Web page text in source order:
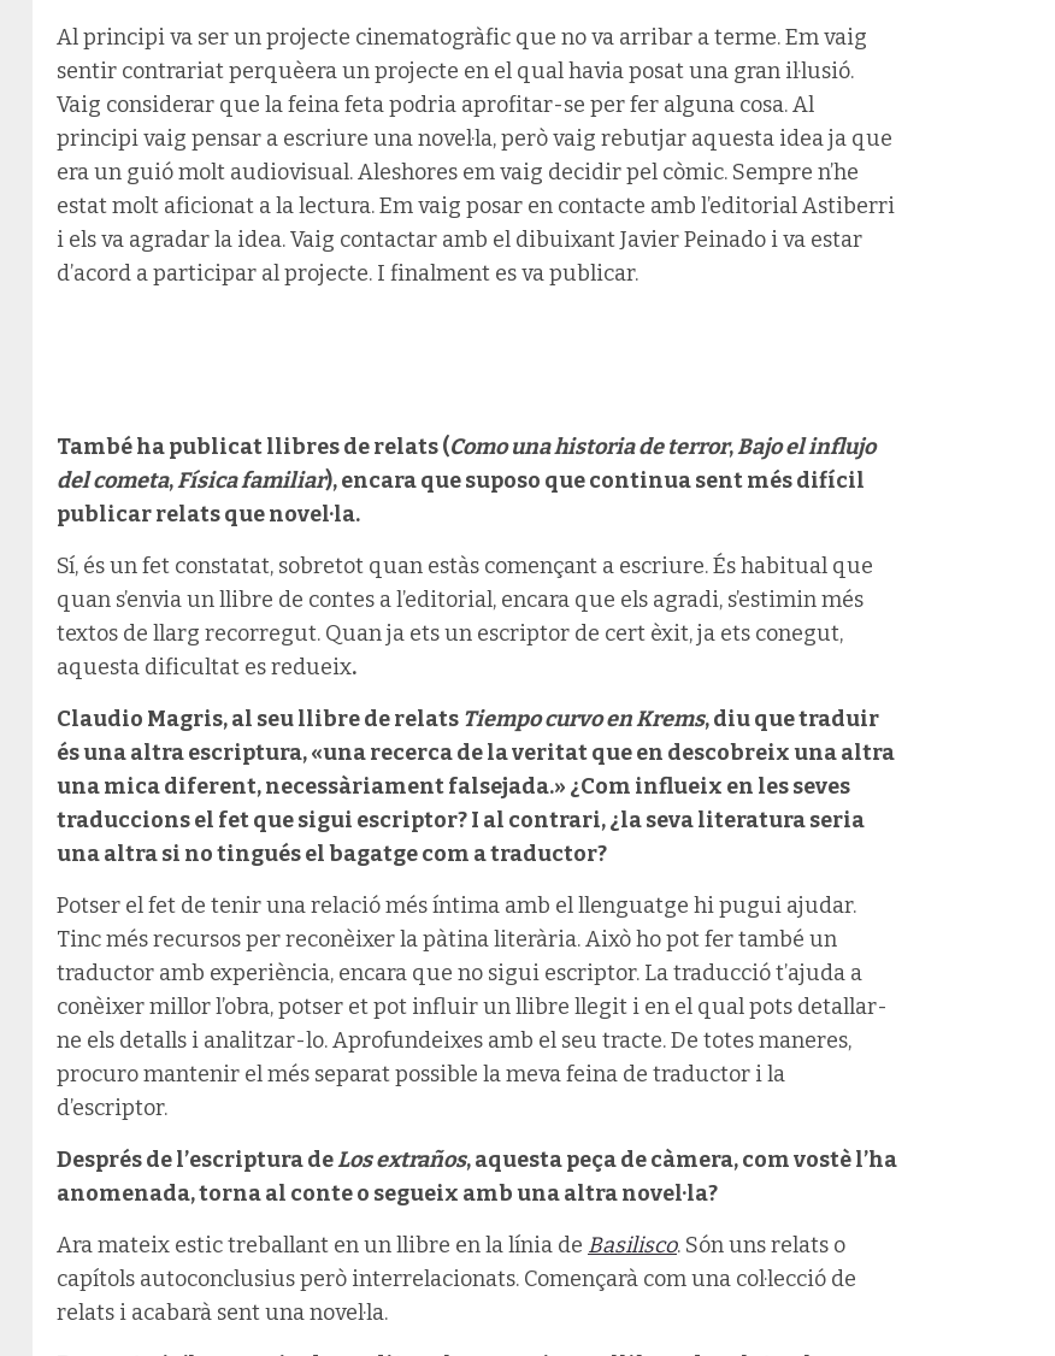
Al principi va ser un projecte cinematogràfic que no va arribar a terme. Em vaig
sentir contrariat perquèera un projecte en el qual havia posat una gran il·lusió.
Vaig considerar que la feina feta podria aprofitar-se per fer alguna cosa. Al
principi vaig pensar a escriure una novel·la, però vaig rebutjar aquesta idea ja que
era un guió molt audiovisual. Aleshores em vaig decidir pel còmic. Sempre n’he
estat molt aficionat a la lectura. Em vaig posar en contacte amb l’editorial Astiberri
i els va agradar la idea. Vaig contactar amb el dibuixant Javier Peinado i va estar
d’acord a participar al projecte. I finalment es va publicar.
També ha publicat llibres de relats (Como una historia de terror,Bajo el influjo
del cometa,Física familiar), encara que suposo que continua sent més difícil
publicar relats que novel·la.
Sí, és un fet constatat, sobretot quan estàs començant a escriure. És habitual que
quan s’envia un llibre de contes a l’editorial, encara que els agradi, s’estimin més
textos de llarg recorregut. Quan ja ets un escriptor de cert èxit, ja ets conegut,
aquesta dificultat es redueix.
Claudio Magris, al seu llibre de relats Tiempo curvo en Krems, diu que traduir
és una altra escriptura, «una recerca de la veritat que en descobreix una altra
una mica diferent, necessàriament falsejada.» ¿Com influeix en les seves
traduccions el fet que sigui escriptor? I al contrari, ¿la seva literatura seria
una altra si no tingués el bagatge com a traductor?
Potser el fet de tenir una relació més íntima amb el llenguatge hi pugui ajudar.
Tinc més recursos per reconèixer la pàtina literària. Això ho pot fer també un
traductor amb experiència, encara que no sigui escriptor. La traducció t’ajuda a
conèixer millor l’obra, potser et pot influir un llibre llegit i en el qual pots detallar-
ne els detalls i analitzar-lo. Aprofundeixes amb el seu tracte. De totes maneres,
procuro mantenir el més separat possible la meva feina de traductor i la
d’escriptor.
Després de l’escriptura deLos extraños, aquesta peça de càmera, com vostè l’ha
anomenada, torna al conte o segueix amb una altra novel·la?
Ara mateix estic treballant en un llibre en la línia de Basilisco. Són uns relats o
capítols autoconclusius però interrelacionats. Començarà com una col·lecció de
relats i acabarà sent una novel·la.